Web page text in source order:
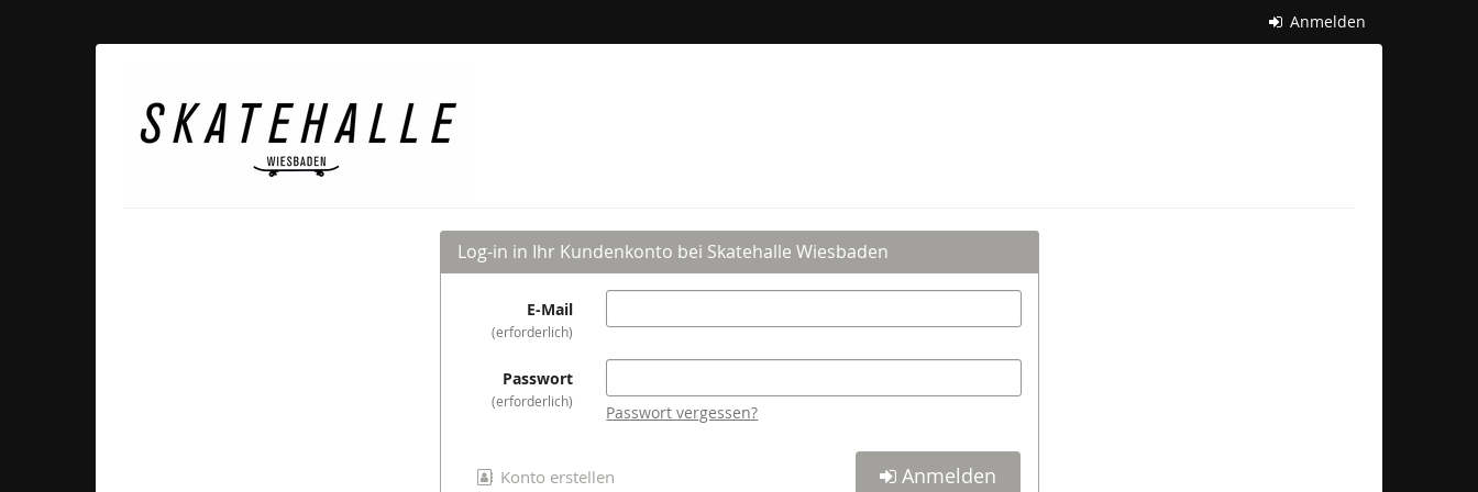
Anmelden
Skatehalle
Wiesbaden
Log-in in Ihr Kundenkonto bei Skatehalle Wiesbaden
E-Mail
erforderlich
Passwort
erforderlich
Passwort vergessen?
Konto erstellen Anmelden